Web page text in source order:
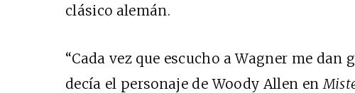
clásico alemán.
“Cada vez que escucho a Wagner me dan
decía el personaje de Woody Allen en